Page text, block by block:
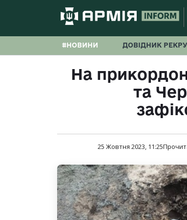
#НОВИНИ ДОВІДНИК
На
та
25 Жовтня 2023, 11:25